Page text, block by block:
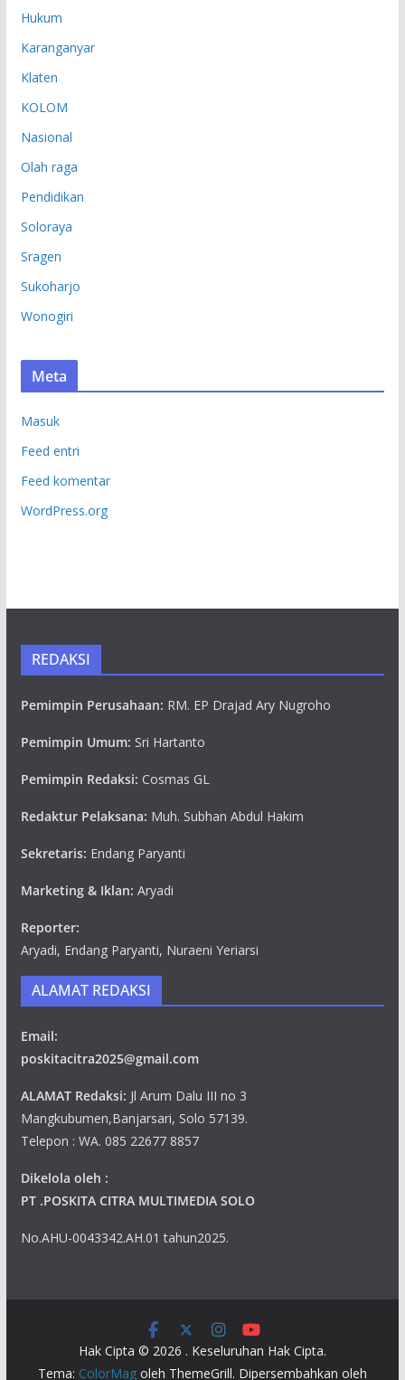
Hukum
Karanganyar
Klaten
KOLOM
Nasional
Olah raga
Pendidikan
Soloraya
Sragen
Sukoharjo
Wonogiri
Meta
Masuk
Feed entri
Feed komentar
WordPress.org
REDAKSI
Pemimpin Perusahaan: RM. EP Drajad Ary Nugroho
Pemimpin Umum: Sri Hartanto
Pemimpin Redaksi: Cosmas GL
Redaktur Pelaksana: Muh. Subhan Abdul Hakim
Sekretaris: Endang Paryanti
Marketing & Iklan: Aryadi
Reporter:
Aryadi, Endang Paryanti, Nuraeni Yeriarsi
ALAMAT REDAKSI
Email:
poskitacitra2025@gmail.com
ALAMAT Redaksi: Jl Arum Dalu III no 3
Mangkubumen,Banjarsari, Solo 57139.
Telepon : WA. 085 22677 8857
Dikelola oleh :
PT .POSKITA CITRA MULTIMEDIA SOLO
No.AHU-0043342.AH.01 tahun2025.
Hak Cipta © 2026 . Keseluruhan Hak Cipta.
Tema: ColorMagoleh ThemeGrill. Dipersembahkan oleh